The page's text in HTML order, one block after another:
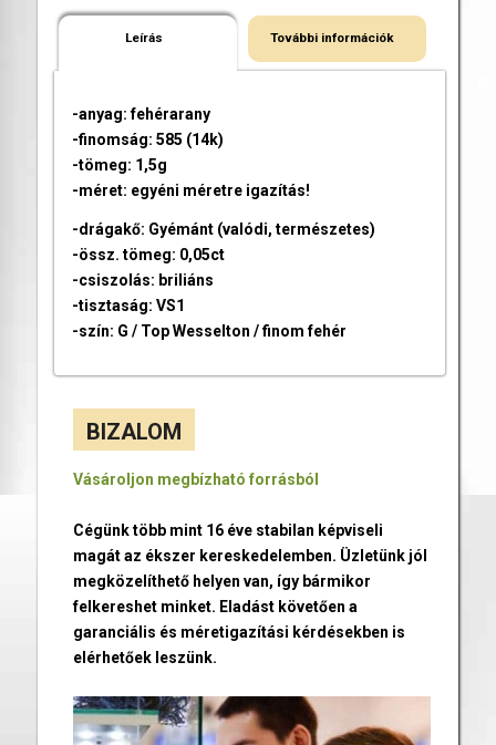
Leírás További információk
-anyag: fehérarany
-finomság: 585 (14k)
-tömeg: 1,5g
-méret: egyéni méretre igazítás!
-drágakő: Gyémánt (valódi, természetes)
-össz. tömeg: 0,05ct
-csiszolás: briliáns
-tisztaság: VS1
-szín: G / Top Wesselton / finom fehér
BIZALOM
Vásároljon megbízható forrásból
Cégünk több mint 16 éve stabilan képviseli
magát az ékszer kereskedelemben. Üzletünk jól
megközelíthető helyen van, így bármikor
felkereshet minket. Eladást követően a
garanciális és méretigazítási kérdésekben is
elérhetőek leszünk.